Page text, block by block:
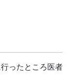
ったところ医者